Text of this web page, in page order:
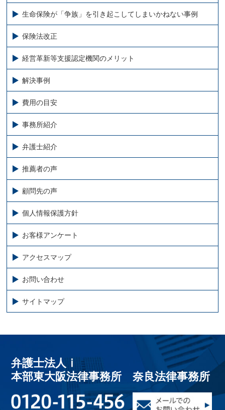
生命保険が「争族」を引き起こしてしまいかねない事例
保険法改正
経営革新等支援認定機関のメリット
解決事例
費用の目安
事務所紹介
弁護士紹介
推薦者の声
顧問先の声
個人情報保護方針
お客様アンケート
アクセスマップ
お問い合わせ
サイトマップ
弁護士法人ⅰ
本部東大阪法律事務所 奈良法律事務所